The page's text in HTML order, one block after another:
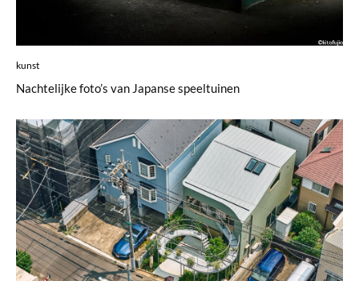
kunst
Nachtelijke foto’s van Japanse speeltuinen